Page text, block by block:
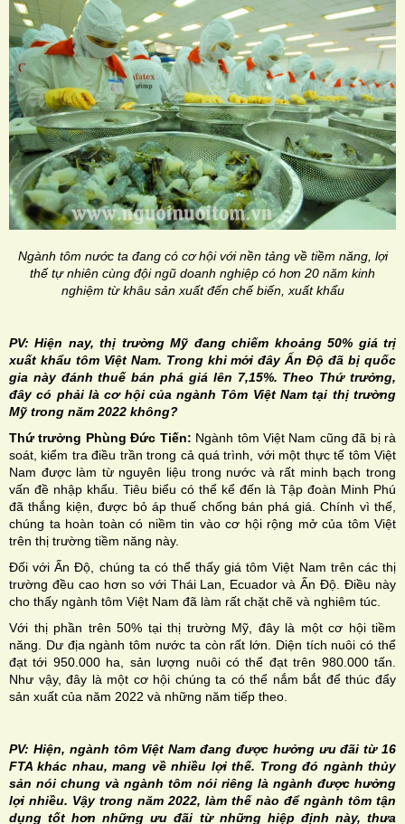
Ngành tôm nước ta đang có cơ hội với nền tảng về tiềm năng, lợi
thế tự nhiên cùng đội ngũ doanh nghiệp có hơn 20 năm kinh
nghiệm từ khâu sản xuất đến chế biến, xuất khẩu
PV: Hiện nay, thị trường Mỹ đang chiếm khoảng 50% giá trị
xuất khẩu tôm Việt Nam. Trong khi mới đây Ấn Độ đã bị quốc
gia này đánh thuế bán phá giá lên 7,15%. Theo Thứ trưởng,
đây có phải là cơ hội của ngành Tôm Việt Nam tại thị trường
Mỹ trong năm 2022 không?
Thứ trưởng Phùng Đức Tiến: Ngành tôm Việt Nam cũng đã bị rà
soát, kiểm tra điều trần trong cả quá trình, với một thực tế tôm Việt
Nam được làm từ nguyên liệu trong nước và rất minh bạch trong
vấn đề nhập khẩu. Tiêu biểu có thể kể đến là Tập đoàn Minh Phú
đã thắng kiện, được bỏ áp thuế chống bán phá giá. Chính vì thế,
chúng ta hoàn toàn có niềm tin vào cơ hội rộng mở của tôm Việt
trên thị trường tiềm năng này.
Đối với Ấn Độ, chúng ta có thể thấy giá tôm Việt Nam trên các thị
trường đều cao hơn so với Thái Lan, Ecuador và Ấn Độ. Điều này
cho thấy ngành tôm Việt Nam đã làm rất chặt chẽ và nghiêm túc.
Với thị phần trên 50% tại thị trường Mỹ, đây là một cơ hội tiềm
năng. Dư địa ngành tôm nước ta còn rất lớn. Diện tích nuôi có thể
đạt tới 950.000 ha, sản lượng nuôi có thể đạt trên 980.000 tấn.
Như vậy, đây là một cơ hội chúng ta có thể nắm bắt để thúc đẩy
sản xuất của năm 2022 và những năm tiếp theo.
PV: Hiện, ngành tôm Việt Nam đang được hưởng ưu đãi từ 16
FTA khác nhau, mang về nhiều lợi thế. Trong đó ngành thủy
sản nói chung và ngành tôm nói riêng là ngành được hưởng
lợi nhiều. Vậy trong năm 2022, làm thế nào để ngành tôm tận
dụng tốt hơn những ưu đãi từ những hiệp định này, thưa